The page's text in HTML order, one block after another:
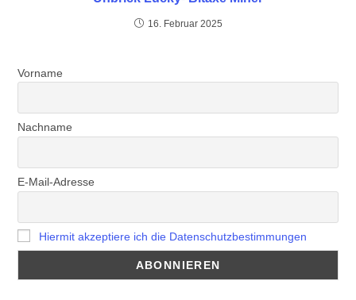
16. Februar 2025
Vorname
Nachname
E-Mail-Adresse
Hiermit akzeptiere ich die Datenschutzbestimmungen